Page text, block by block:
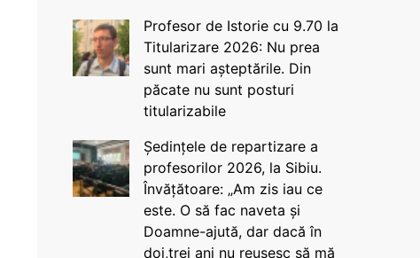
Profesor de Istorie cu 9.70 la
Titularizare 2026: Nu prea
sunt mari așteptările. Din
păcate nu sunt posturi
titularizabile
Ședințele de repartizare a
profesorilor 2026, la Sibiu.
Învățătoare: „Am zis iau ce
este. O să fac naveta și
Doamne-ajută, dar dacă în
doi,trei ani nu reușesc să mă